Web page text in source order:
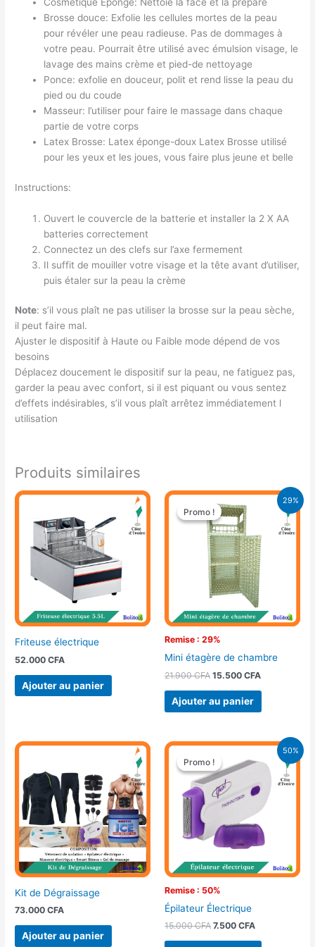
Brosse douce: Exfolie les cellules mortes de la peau
pour révéler une peau radieuse. Pas de dommages à
votre peau. Pourrait être utilisé avec émulsion visage, le
lavage des mains crème et pied-de nettoyage
Ponce: exfolie en douceur, polit et rend lisse la peau du
pied ou du coude
Masseur: l’utiliser pour faire le massage dans chaque
partie de votre corps
Latex Brosse: Latex éponge-doux Latex Brosse utilisé
pour les yeux et les joues, vous faire plus jeune et belle
Instructions:
Ouvert le couvercle de la batterie et installer la 2 X AA
batteries correctement
Connectez un des clefs sur l’axe fermement
Il suffit de mouiller votre visage et la tête avant d’utiliser,
puis étaler sur la peau la crème
Note: s’il vous plaît ne pas utiliser la brosse sur la peau sèche,
il peut faire mal.
Ajuster le dispositif à Haute ou Faible mode dépend de vos
besoins
Déplacez doucement le dispositif sur la peau, ne fatiguez pas,
garder la peau avec confort, si il est piquant ou vous sentez
d’effets indésirables, s’il vous plaît arrêtez immédiatement l
utilisation
Produits similaires
Friteuse électrique
52.000CFA
Ajouter au panier
29%
Promo !
Remise : 29%
Promo !
Mini étagère de chambre
21.900CFA
Le
prix
initial
était :
21.900 CFA.
15.500 CFA
Le
15.500 CFA.
Ajouter au panier
Kit de Dégraissage
73.000CFA
Ajouter au panier
50%
Promo !
Remise : 50%
Promo !
Épilateur Électrique
15.000CFA
Le
prix
initial
était :
15.000 CFA.
7.500 CFA
Le
actuel
7.500 CFA.